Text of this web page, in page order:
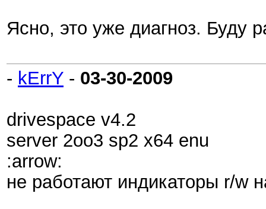
Ясно, это уже диагноз. Буду
- kErrY - 03-30-2009
drivespace v4.2
server 2oo3 sp2 x64 enu
:arrow:
не работают индикаторы r/w